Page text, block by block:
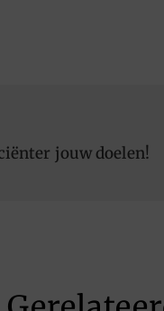
jouw doelen!